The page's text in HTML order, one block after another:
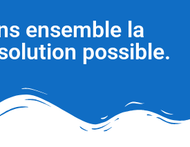
ensemble la
possible.